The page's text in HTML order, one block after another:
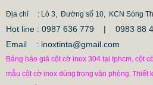
Địa chỉ : Lô 3, Đường số 10, KCN Sóng
Hot line : 0987 636 779 | 0983
Email :
Bảng báo giá cột cờ inox 304 tại tphcm, cột
mẫu cột cờ inox dùng trong văn phòng.Thiết